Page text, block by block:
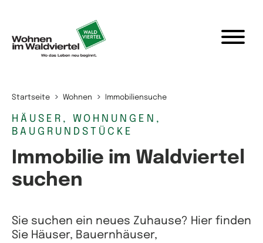
Startseite Wohnen Immobiliensuche
HÄUSER, WOHNUNGEN,
BAUGRUNDSTÜCKE
Immobilie im Waldviertel
suchen
Sie suchen ein neues Zuhause? Hier finden
Sie Häuser, Bauernhäuser,